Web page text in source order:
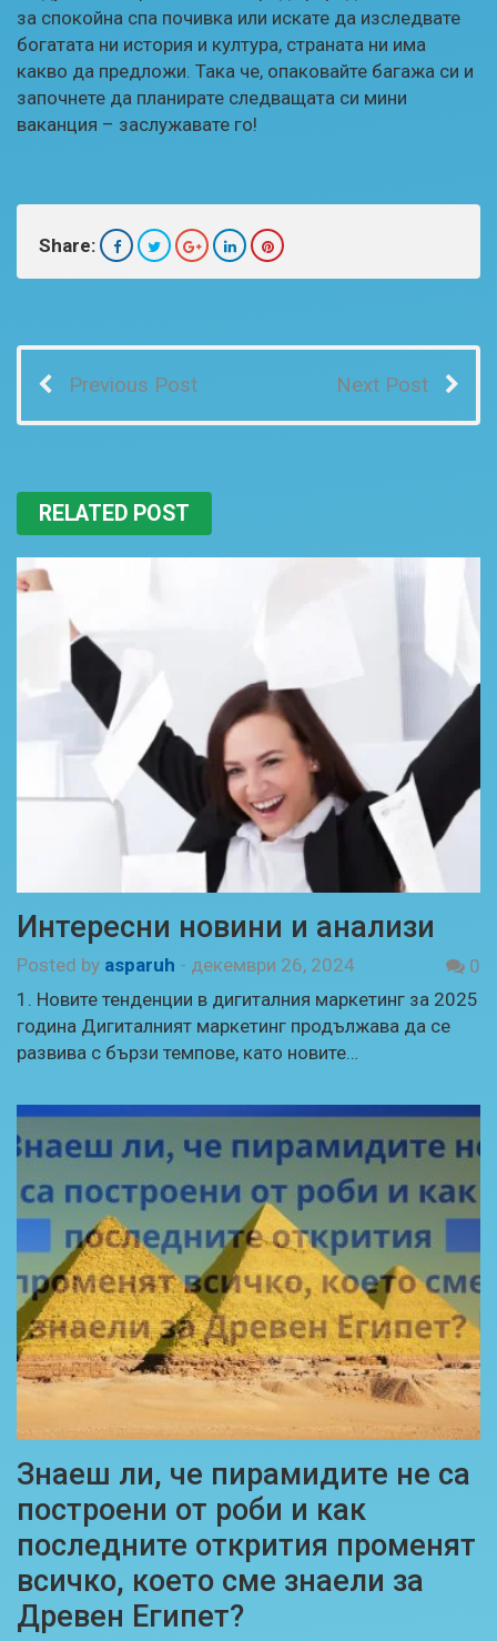
за спокойна спа почивка или искате да изследвате
богатата ни история и култура, страната ни има
какво да предложи. Така че, опаковайте багажа си и
започнете да планирате следващата си мини
ваканция – заслужавате го!
Share:
Previous Post Next Post
RELATED POST
Интересни новини и анализи
Posted by asparuh - декември 26, 2024
0
1. Новите тенденции в дигиталния маркетинг за 2025
година Дигиталният маркетинг продължава да се
развива с бързи темпове, като новите…
Знаеш ли, че пирамидите не са
построени от роби и как
последните открития променят
всичко, което сме знаели за
Древен Египет?